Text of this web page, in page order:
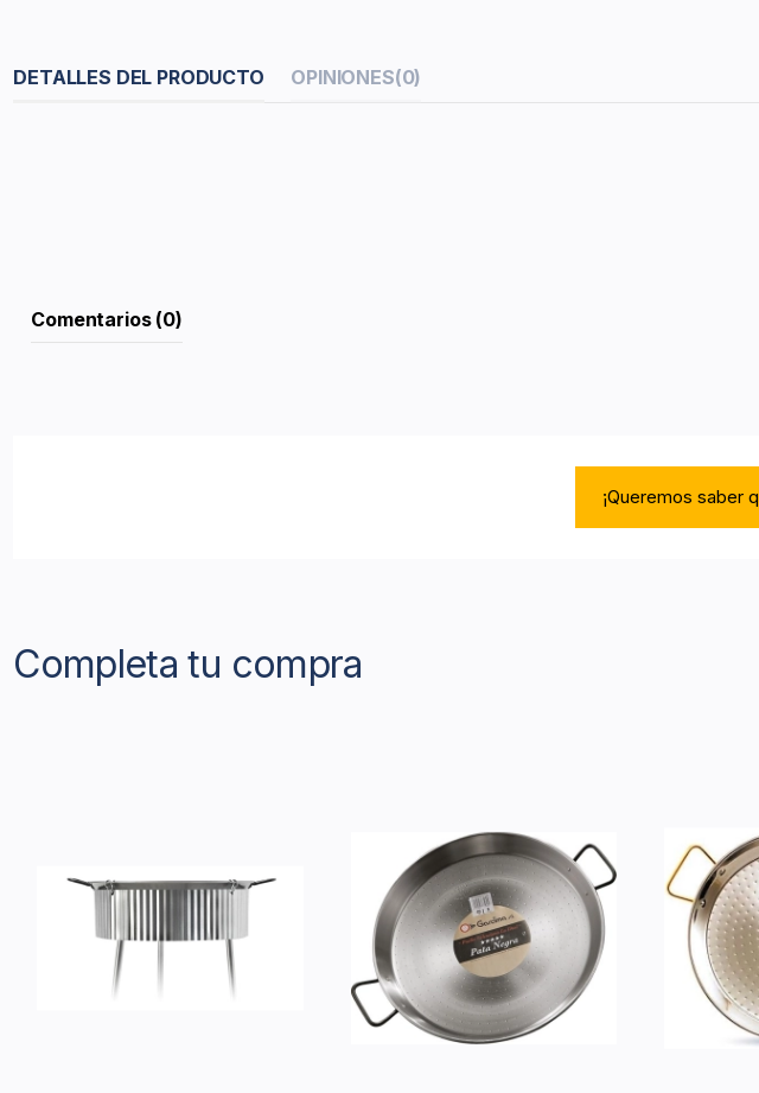
DETALLES DEL PRODUCTO OPINIONES(0)
Comentarios (0)
¡Queremos saber
Completa tu compra